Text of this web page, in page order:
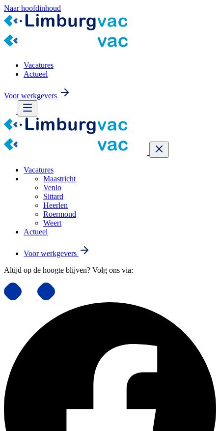
Naar hoofdinhoud
Vacatures
Actueel
Voor werkgevers
Vacatures
Maastricht
Venlo
Sittard
Heerlen
Roermond
Weert
Actueel
Voor werkgevers
Altijd op de hoogte blijven? Volg ons via: